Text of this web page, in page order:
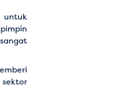
untuk